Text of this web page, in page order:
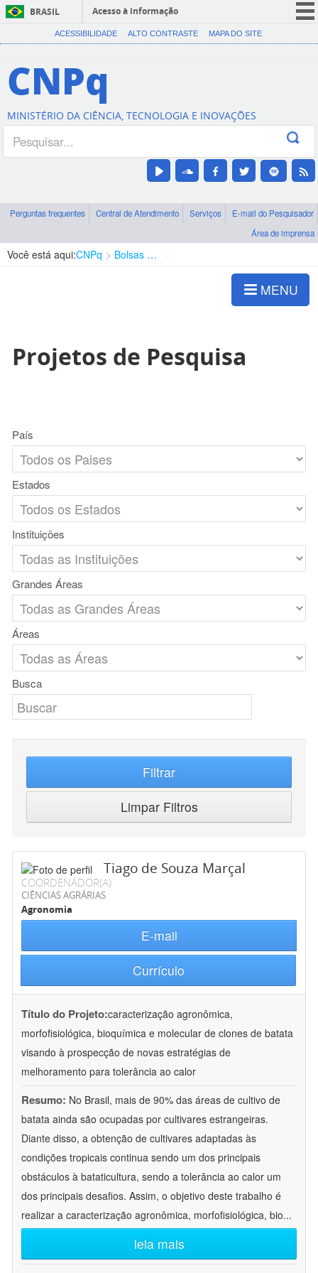
BRASIL
Acesso à informação
CORONAVÍRUS (COVID-19)
Canais
ACESSIBILIDADE ALTO CONTRASTE MAPA DO SITE
CNPq
MINISTÉRIO DA CIÊNCIA, TECNOLOGIA E INOVAÇÕES
Perguntas frequentes Central de Atendimento Serviços
E-mail do Pesquisador
Área de imprensa
Você está aqui:CNPq Bolsas e Auxílios Vigentes
MENU
Projetos de Pesquisa
País
Estados
Instituições
Grandes Áreas
Áreas
Busca
Filtrar
Limpar Filtros
Tiago de Souza Marçal
COORDENADOR(A)
CIÊNCIAS AGRÁRIAS
Agronomia
E-mail
Currículo
Título do Projeto:caracterização agronômica,
morfofisiológica, bioquímica e molecular de clones de batata
visando à prospecção de novas estratégias de
melhoramento para tolerância ao calor
Resumo: No Brasil, mais de 90% das áreas de cultivo de
batata ainda são ocupadas por cultivares estrangeiras.
Diante disso, a obtenção de cultivares adaptadas às
condições tropicais continua sendo um dos principais
obstáculos à bataticultura, sendo a tolerância ao calor um
dos principais desafios. Assim, o objetivo deste trabalho é
realizar a caracterização agronômica, morfofisiológica, bio...
leia mais